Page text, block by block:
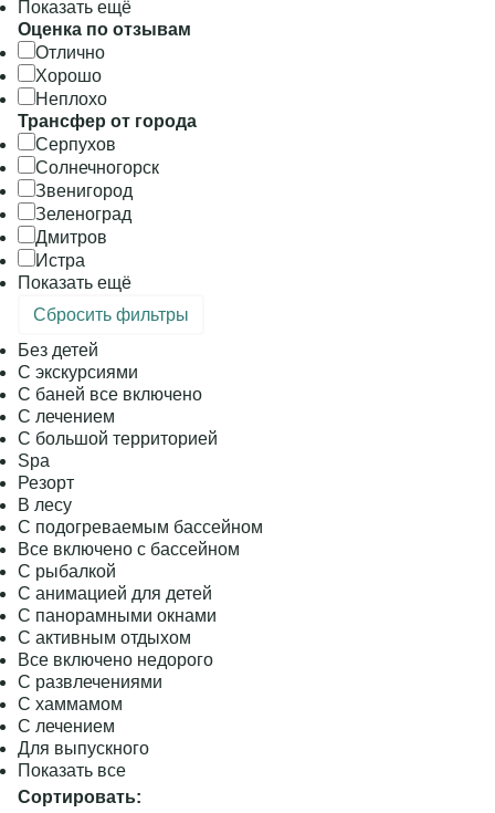
Показать ещё
Оценка по отзывам
Отлично
Хорошо
Неплохо
Трансфер от города
Серпухов
Солнечногорск
Звенигород
Зеленоград
Дмитров
Истра
Показать ещё
Сбросить фильтры
Без детей
С экскурсиями
С баней все включено
С лечением
С большой территорией
Spa
Резорт
В лесу
С подогреваемым бассейном
Все включено с бассейном
С рыбалкой
С анимацией для детей
С панорамными окнами
С активным отдыхом
Все включено недорого
С развлечениями
С хаммамом
С лечением
Для выпускного
Показать все
Сортировать: